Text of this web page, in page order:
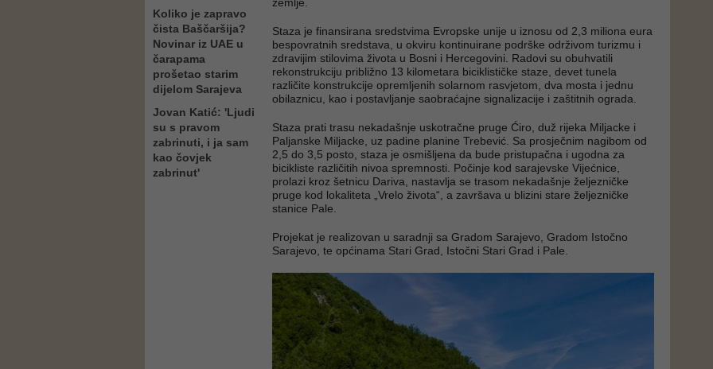
Koliko je zapravo
čista Baščaršija?
Novinar iz UAE u
čarapama
prošetao starim
dijelom Sarajeva
Jovan Katić: 'Ljudi
su s pravom
zabrinuti, i ja sam
kao čovjek
zabrinut'
Staza je finansirana sredstvima Evropske unije u iznosu od 2,3 miliona eura
bespovratnih sredstava, u okviru kontinuirane podrške održivom turizmu i
zdravijim stilovima života u Bosni i Hercegovini. Radovi su obuhvatili
rekonstrukciju približno 13 kilometara biciklističke staze, devet tunela
različite konstrukcije opremljenih solarnom rasvjetom, dva mosta i jednu
obilaznicu, kao i postavljanje saobraćajne signalizacije i zaštitnih ograda.
Staza prati trasu nekadašnje uskotračne pruge Ćiro, duž rijeka Miljacke i
Paljanske Miljacke, uz padine planine Trebević. Sa prosječnim nagibom od
2,5 do 3,5 posto, staza je osmišljena da bude pristupačna i ugodna za
bicikliste različitih nivoa spremnosti. Počinje kod sarajevske Vijećnice,
prolazi kroz šetnicu Dariva, nastavlja se trasom nekadašnje željezničke
pruge kod lokaliteta „Vrelo života“, a završava u blizini stare željezničke
stanice Pale.
Projekat je realizovan u saradnji sa Gradom Sarajevo, Gradom Istočno
Sarajevo, te općinama Stari Grad, Istočni Stari Grad i Pale.